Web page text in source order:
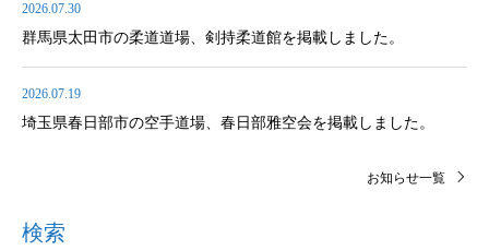
2026.07.30
群馬県太田市の柔道道場、剣持柔道館を掲載しました。
2026.07.19
埼玉県春日部市の空手道場、春日部雅空会を掲載しました。
お知らせ一覧
検索